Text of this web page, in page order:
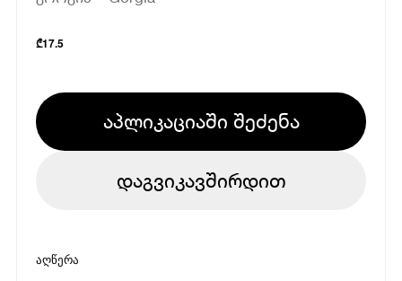
₾17.5
აპლიკაციაში შეძენა
დაგვიკავშირდით
აღწერა